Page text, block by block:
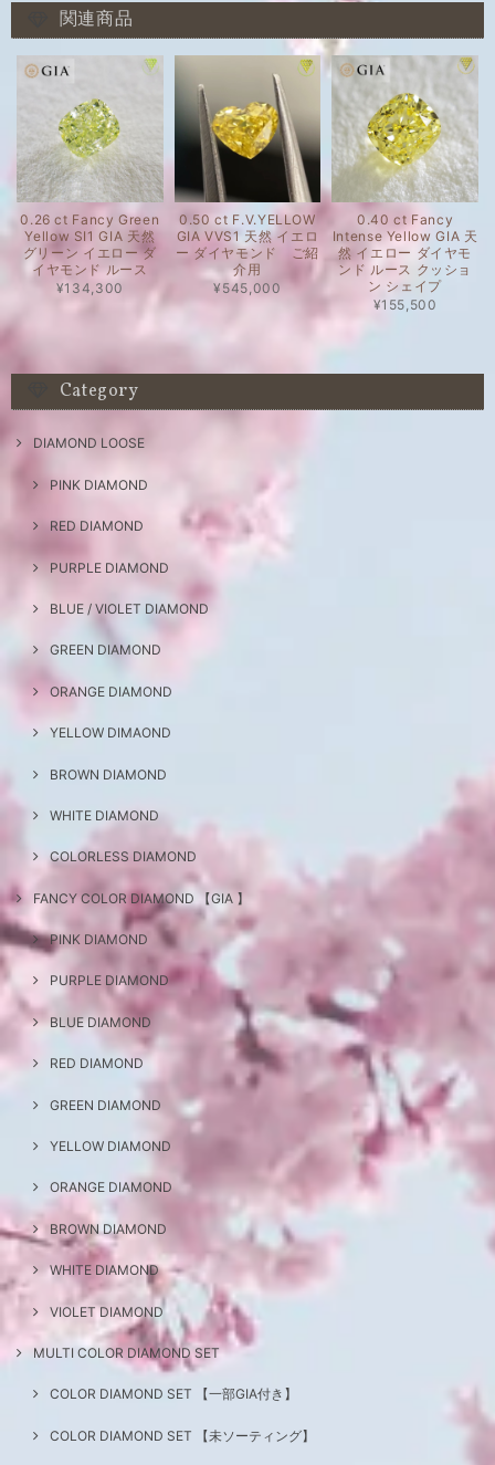
関連商品
0.26 ct Fancy Green
Yellow SI1 GIA 天然
グリーン イエロー ダ
イヤモンド ルース
¥134,300
0.50 ct F.V.YELLOW
GIA VVS1 天然 イエロ
ー ダイヤモンド ご紹
介用
¥545,000
0.40 ct Fancy
Intense Yellow GIA 天
然 イエロー ダイヤモ
ンド ルース クッショ
ン シェイプ
¥155,500
Category
DIAMOND LOOSE
PINK DIAMOND
RED DIAMOND
PURPLE DIAMOND
BLUE / VIOLET DIAMOND
GREEN DIAMOND
ORANGE DIAMOND
YELLOW DIMAOND
BROWN DIAMOND
WHITE DIAMOND
COLORLESS DIAMOND
FANCY COLOR DIAMOND 【GIA 】
PINK DIAMOND
PURPLE DIAMOND
BLUE DIAMOND
RED DIAMOND
GREEN DIAMOND
YELLOW DIAMOND
ORANGE DIAMOND
BROWN DIAMOND
WHITE DIAMOND
VIOLET DIAMOND
MULTI COLOR DIAMOND SET
COLOR DIAMOND SET 【一部GIA付き】
COLOR DIAMOND SET 【未ソーティング】